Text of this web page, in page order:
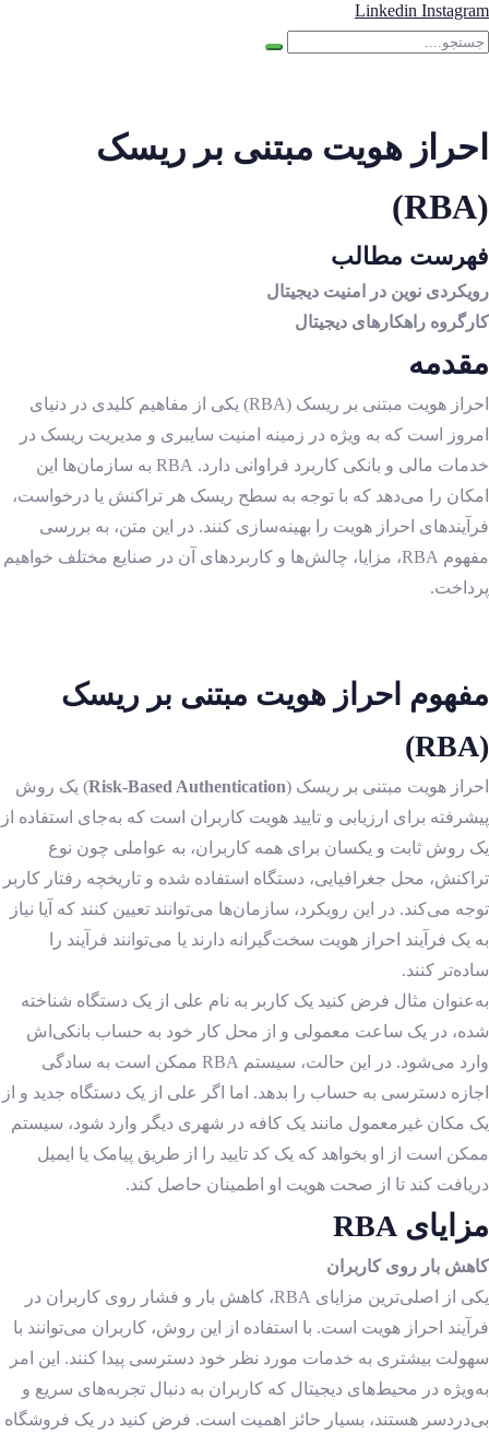
Linkedin Instagram
احراز هویت مبتنی بر ریسک
(RBA)
فهرست مطالب
رویکردی نوین در امنیت دیجیتال
کارگروه راهکارهای دیجیتال
مقدمه
احراز هویت مبتنی بر ریسک (RBA) یکی از مفاهیم کلیدی در دنیای
امروز است که به ویژه در زمینه امنیت سایبری و مدیریت ریسک در
خدمات مالی و بانکی کاربرد فراوانی دارد. RBA به سازمان‌ها این
امکان را می‌دهد که با توجه به سطح ریسک هر تراکنش یا درخواست،
فرآیندهای احراز هویت را بهینه‌سازی کنند. در این متن، به بررسی
مفهوم
RBA، مزایا، چالش‌ها و کاربردهای آن در صنایع مختلف خواهیم
پرداخت.
مفهوم احراز هویت مبتنی بر ریسک
(RBA)
احراز هویت مبتنی بر ریسک (Risk-Based Authentication) یک روش
پیشرفته برای ارزیابی و تایید هویت کاربران است که به‌جای استفاده از
یک روش ثابت و یکسان برای همه کاربران، به عواملی چون نوع
تراکنش، محل جغرافیایی، دستگاه استفاده شده و تاریخچه رفتار کاربر
توجه می‌کند. در این رویکرد، سازمان‌ها می‌توانند تعیین کنند که آیا نیاز
به یک فرآیند احراز هویت سخت‌گیرانه دارند یا می‌توانند فرآیند را
ساده‌تر کنند.
به‌عنوان مثال فرض کنید یک کاربر به نام علی از یک دستگاه شناخته
شده، در یک ساعت معمولی و از محل کار خود به حساب بانکی‌اش
وارد می‌شود. در این حالت، سیستم RBA ممکن است به سادگی
اجازه دسترسی به حساب را بدهد. اما اگر علی از یک دستگاه جدید و از
یک مکان غیر‌معمول مانند یک کافه در شهری دیگر وارد شود، سیستم
ممکن است از او بخواهد که یک کد تایید را از طریق پیامک یا ایمیل
دریافت کند تا از صحت هویت او اطمینان حاصل کند.
مزایای RBA
کاهش بار روی کاربران
یکی از اصلی‌ترین مزایای RBA، کاهش بار و فشار روی کاربران در
فرآیند احراز هویت است. با استفاده از این روش، کاربران می‌توانند با
سهولت بیشتری به خدمات مورد نظر خود دسترسی پیدا کنند. این امر
به‌ویژه در محیط‌های دیجیتال که کاربران به دنبال تجربه‌های سریع و
بی‌دردسر هستند، بسیار حائز اهمیت است. فرض کنید در یک فروشگاه